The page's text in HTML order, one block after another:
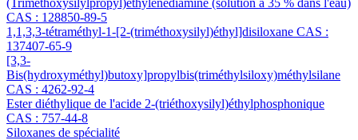
(Triméthoxysilylpropyl)éthylènediamine (solution à 35 % dans l'eau)
CAS : 128850-89-5
1,1,3,3-tétraméthyl-1-[2-(triméthoxysilyl)éthyl]disiloxane CAS :
137407-65-9
[3,3-
Bis(hydroxyméthyl)butoxy]propylbis(triméthylsiloxy)méthylsilane
CAS : 4262-92-4
Ester diéthylique de l'acide 2-(triéthoxysilyl)éthylphosphonique
CAS : 757-44-8
Siloxanes de spécialité